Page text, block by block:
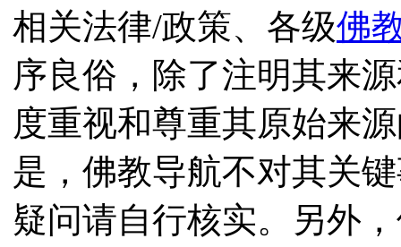
相关法律/政策、各级佛
序良俗，除了注明其来
度重视和尊重其原始来
是，佛教导航不对其关
疑问请自行核实。另外